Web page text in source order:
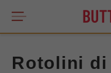
Rotolini